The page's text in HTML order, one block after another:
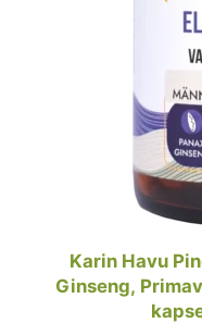
Karin Havu
Ginseng,